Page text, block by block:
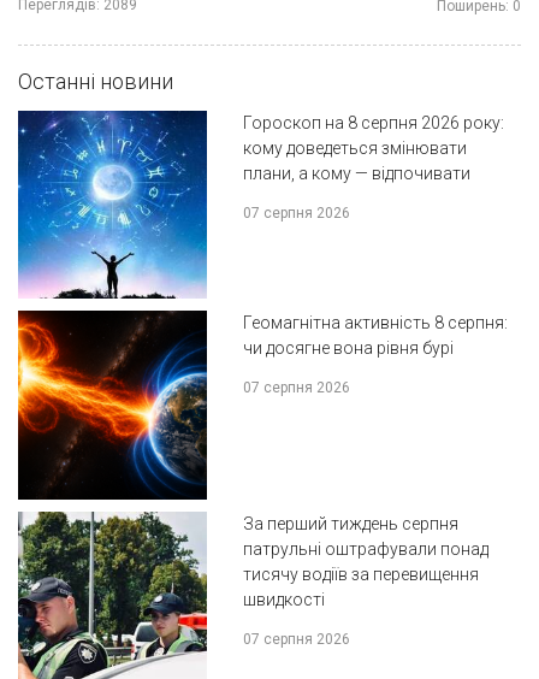
Переглядів: 2089 Поширень: 0
Останні новини
Гороскоп на 8 серпня 2026 року:
кому доведеться змінювати
плани, а кому — відпочивати
07 серпня 2026
Геомагнітна активність 8 серпня:
чи досягне вона рівня бурі
07 серпня 2026
За перший тиждень серпня
патрульні оштрафували понад
тисячу водіїв за перевищення
швидкості
07 серпня 2026